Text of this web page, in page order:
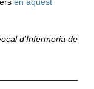
en aquest
d'Infermeria de